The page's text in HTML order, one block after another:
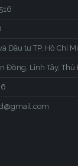
Đầu tư TP. Hồ Chí
Đồng, Linh Tây, Thủ